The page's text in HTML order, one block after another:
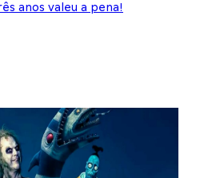
anos valeu a pena!